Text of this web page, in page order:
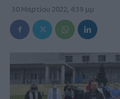
30 Μαρτίου 2022, 4:39 μμ